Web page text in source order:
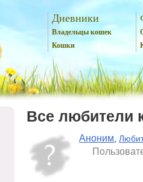
Дневники
Владельцы кошек
Кошки
Все любители
Аноним,